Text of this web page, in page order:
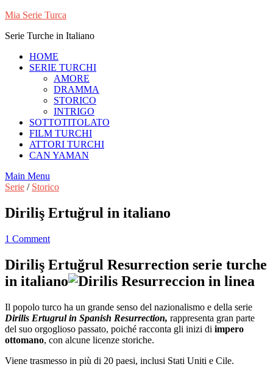
Skip
content
Mia Serie Turca
Serie Turche in Italiano
HOME
SERIE TURCHI
AMORE
DRAMMA
STORICO
INTRIGO
SOTTOTITOLATO
FILM TURCHI
ATTORI TURCHI
CAN YAMAN
Main Menu
Serie / Storico
Diriliş Ertuğrul in italiano
1 Comment
Diriliş Ertuğrul Resurrection serie turche
in italiano
Il popolo turco ha un grande senso del nazionalismo e della serie
Dirilis Ertugrul in Spanish Resurrection, rappresenta gran parte
del suo orgoglioso passato, poiché racconta gli inizi di impero
ottomano, con alcune licenze storiche.
Viene trasmesso in più di 20 paesi, inclusi Stati Uniti e Cile.